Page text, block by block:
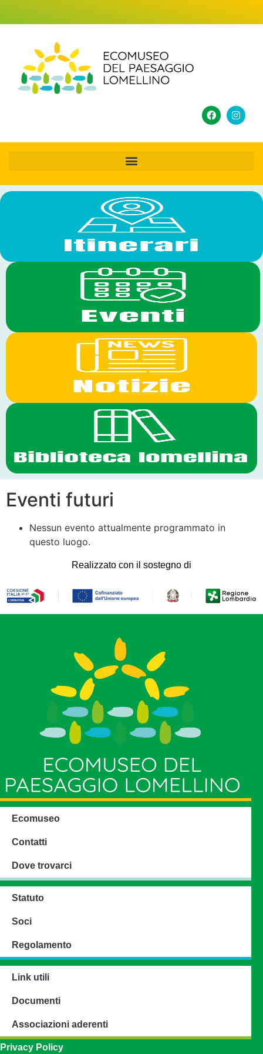
Eventi futuri
Nessun evento attualmente programmato in
questo luogo.
Realizzato con il sostegno di
Ecomuseo
Contatti
Dove trovarci
Statuto
Soci
Regolamento
Link utili
Documenti
Associazioni aderenti
Privacy Policy